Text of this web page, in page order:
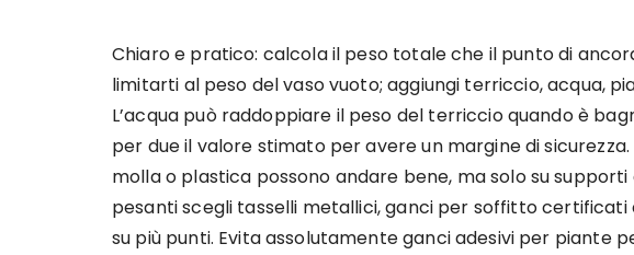
Chiaro e pratico: calcola il peso totale che il punto di
limitarti al peso del vaso vuoto; aggiungi terriccio, acqua,
L’acqua può raddoppiare il peso del terriccio quando è
per due il valore stimato per avere un margine di
molla o plastica possono andare bene, ma solo su
pesanti scegli tasselli metallici, ganci per soffitto certificati
su più punti. Evita assolutamente ganci adesivi per piante